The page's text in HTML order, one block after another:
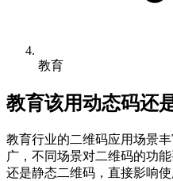
教育
教育该用动态码还
教育行业的二维码应用场景
广，不同场景对二维码的功
还是静态二维码，直接影响